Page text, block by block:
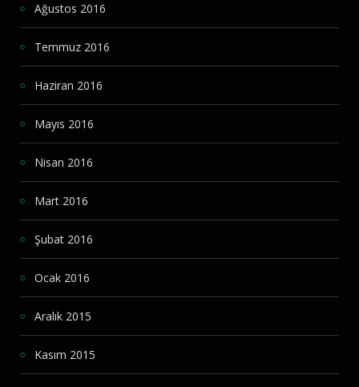
Ağustos 2016
Temmuz 2016
Haziran 2016
Mayıs 2016
Nisan 2016
Mart 2016
Şubat 2016
Ocak 2016
Aralık 2015
Kasım 2015